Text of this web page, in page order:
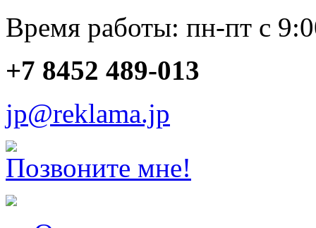
Время работы: пн-пт с
+7 8452 489-013
jp@reklama.jp
Позвоните мне!